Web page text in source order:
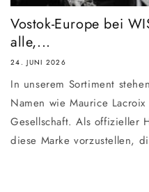
Vostok-Europe bei
alle,...
24. JUNI 2026
In unserem Sortiment
Namen wie Maurice
Gesellschaft. Als offizieller
diese Marke vorzustellen,